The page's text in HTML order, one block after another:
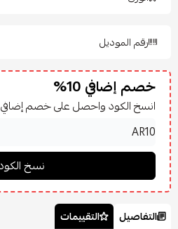
رقم الموديل
خصم إضافي 10%
انسخ الكود واحصل على خصم إضافي
التفاصيل التقييمات